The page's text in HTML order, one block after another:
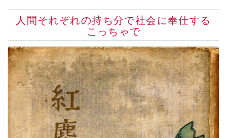
人間それぞれの持ち分で社会に奉仕する
こっちゃで